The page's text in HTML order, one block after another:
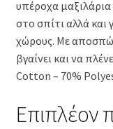
υπέροχα
στο σπίτι αλλά και
χώρους. Με
βγαίνει και να
Cotton – 70%
Επιπλέον